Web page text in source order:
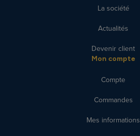
La société
Actualités
Devenir client
Mon compte
Compte
Commandes
Mes informations